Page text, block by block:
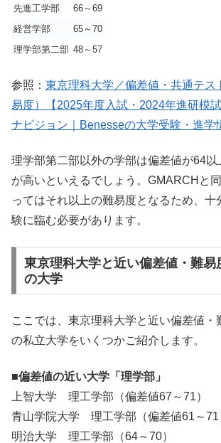
先進工学部
66～69
経営学部
65～70
理学部第二部 48～57
参照： 東京理科大学／偏差値・共通テス
易度）【2025年度入試・2024年進研模
ナビジョン｜Benesseの大学受験・進学
理学部第二部以外の学部は偏差値が64以
が高いといえるでしょう。GMARCHと
ってはそれ以上の難易度となるため、十
験に臨む必要があります。
東京理科大学と近い偏差値・難易
の大学
ここでは、東京理科大学と近い偏差値・
の私立大学をいくつかご紹介します。
■偏差値の近い大学「理学部」
上智大学 理工学部（偏差値67～71）
青山学院大学 理工学部（偏差値61～71
明治大学 理工学部（64～70）